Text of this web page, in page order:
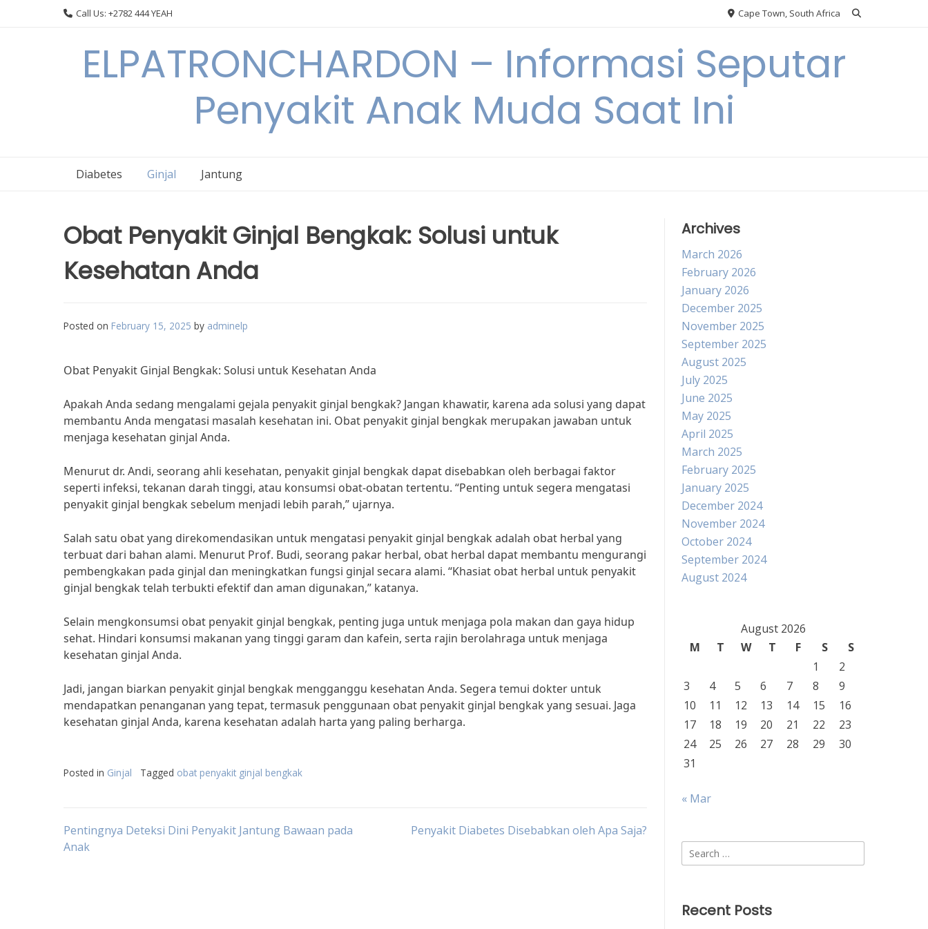
Call Us: +2782 444 YEAH Cape Town, South Africa
ELPATRONCHARDON – Informasi Seputar
Penyakit Anak Muda Saat Ini
Diabetes Ginjal Jantung
Obat Penyakit Ginjal Bengkak: Solusi untuk
Kesehatan Anda
Posted on February 15, 2025 by adminelp
Obat Penyakit Ginjal Bengkak: Solusi untuk Kesehatan Anda
Apakah Anda sedang mengalami gejala penyakit ginjal bengkak? Jangan khawatir, karena ada solusi yang dapat
membantu Anda mengatasi masalah kesehatan ini. Obat penyakit ginjal bengkak merupakan jawaban untuk
menjaga kesehatan ginjal Anda.
Menurut dr. Andi, seorang ahli kesehatan, penyakit ginjal bengkak dapat disebabkan oleh berbagai faktor
seperti infeksi, tekanan darah tinggi, atau konsumsi obat-obatan tertentu. “Penting untuk segera mengatasi
penyakit ginjal bengkak sebelum menjadi lebih parah,” ujarnya.
Salah satu obat yang direkomendasikan untuk mengatasi penyakit ginjal bengkak adalah obat herbal yang
terbuat dari bahan alami. Menurut Prof. Budi, seorang pakar herbal, obat herbal dapat membantu mengurangi
pembengkakan pada ginjal dan meningkatkan fungsi ginjal secara alami. “Khasiat obat herbal untuk penyakit
ginjal bengkak telah terbukti efektif dan aman digunakan,” katanya.
Selain mengkonsumsi obat penyakit ginjal bengkak, penting juga untuk menjaga pola makan dan gaya hidup
sehat. Hindari konsumsi makanan yang tinggi garam dan kafein, serta rajin berolahraga untuk menjaga
kesehatan ginjal Anda.
Jadi, jangan biarkan penyakit ginjal bengkak mengganggu kesehatan Anda. Segera temui dokter untuk
mendapatkan penanganan yang tepat, termasuk penggunaan obat penyakit ginjal bengkak yang sesuai. Jaga
kesehatan ginjal Anda, karena kesehatan adalah harta yang paling berharga.
Posted in Ginjal Tagged obat penyakit ginjal bengkak
Post
Pentingnya Deteksi Dini Penyakit Jantung Bawaan pada
Anak
Penyakit Diabetes Disebabkan oleh Apa Saja?
Archives
March 2026
February 2026
January 2026
December 2025
November 2025
September 2025
August 2025
July 2025
June 2025
May 2025
April 2025
March 2025
February 2025
January 2025
December 2024
November 2024
October 2024
September 2024
August 2024
August 2026
M
T W T F S
S
1
2
3
4 5 6 7 8
9
10
11 12 13 14 15
16
17
18 19 20 21 22
23
24
25 26 27 28 29
30
31
« Mar
Search
for:
Recent Posts